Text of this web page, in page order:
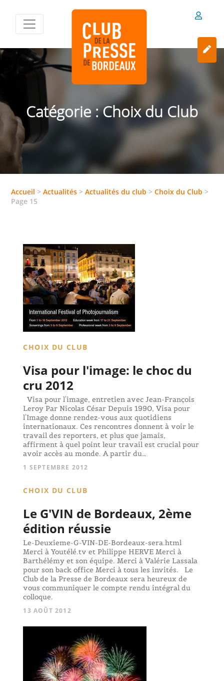
Catégorie :Choix du Club
Accueil >Actualités >Actualités du club >Choix du Club >
Page 15
CHOIX DU CLUB
Visa pour l'image: le choc du
cru 2012
Visa pour l'image, entretien avec Jean-François
Leroy Par Nicolas César Depuis 1990, Visa pour
l'Image donne rendez-vous aux quotidiens
internationaux. Ces rencontres donnent à voir le
travail des reporters, et plus que jamais,
affirment à quel point leur travail est crucial pour
avoir accès au monde. A partir du…
1 SEPTEMBRE 2012
CHOIX DU CLUB
Le G'VIN de Bordeaux, 2ème
édition réussie
Le-Deuxieme-G-VIN-DE-Bordeaux-sera.html
Merci à Youtélé.tv et Philippe HERVE Merci à
Barthélémy et son équipe. Merci à Valérie Lassala
pour son back office Merci à tous les invités. Le
Club de la Presse de Bordeaux sera heureux de
vous communiquer le compte rendu intégral du
colloque.
13 AOÛT 2012